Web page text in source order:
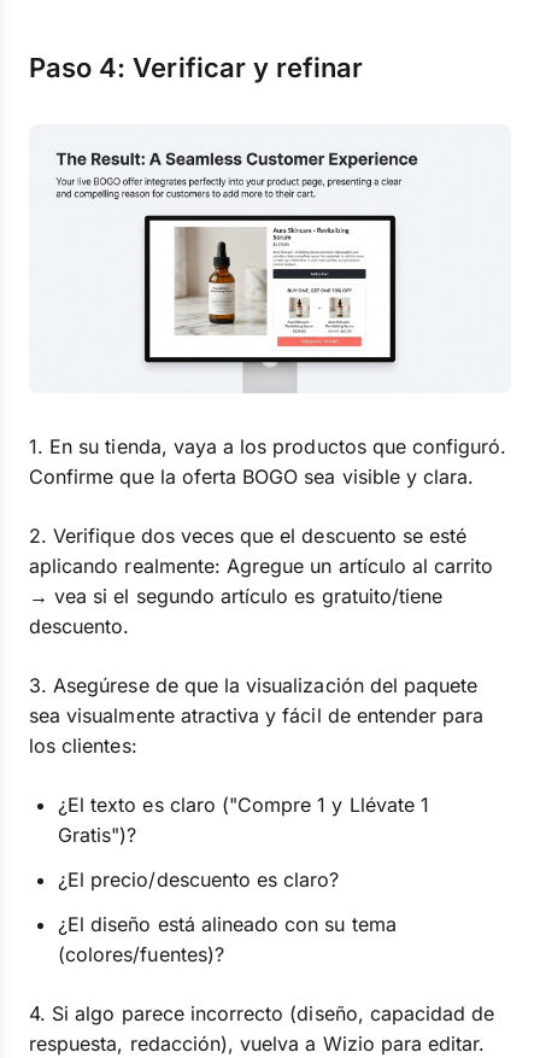
Paso 4: Verificar y refinar
1. En su tienda, vaya a los productos que configuró.
Confirme que la oferta BOGO sea visible y clara.
2. Verifique dos veces que el descuento se esté
aplicando realmente: Agregue un artículo al carrito
→ vea si el segundo artículo es gratuito/tiene
descuento.
3. Asegúrese de que la visualización del paquete
sea visualmente atractiva y fácil de entender para
los clientes:
¿El texto es claro ("Compre 1 y Llévate 1
Gratis")?
¿El precio/descuento es claro?
¿El diseño está alineado con su tema
(colores/fuentes)?
4. Si algo parece incorrecto (diseño, capacidad de
respuesta, redacción), vuelva a Wizio para editar.